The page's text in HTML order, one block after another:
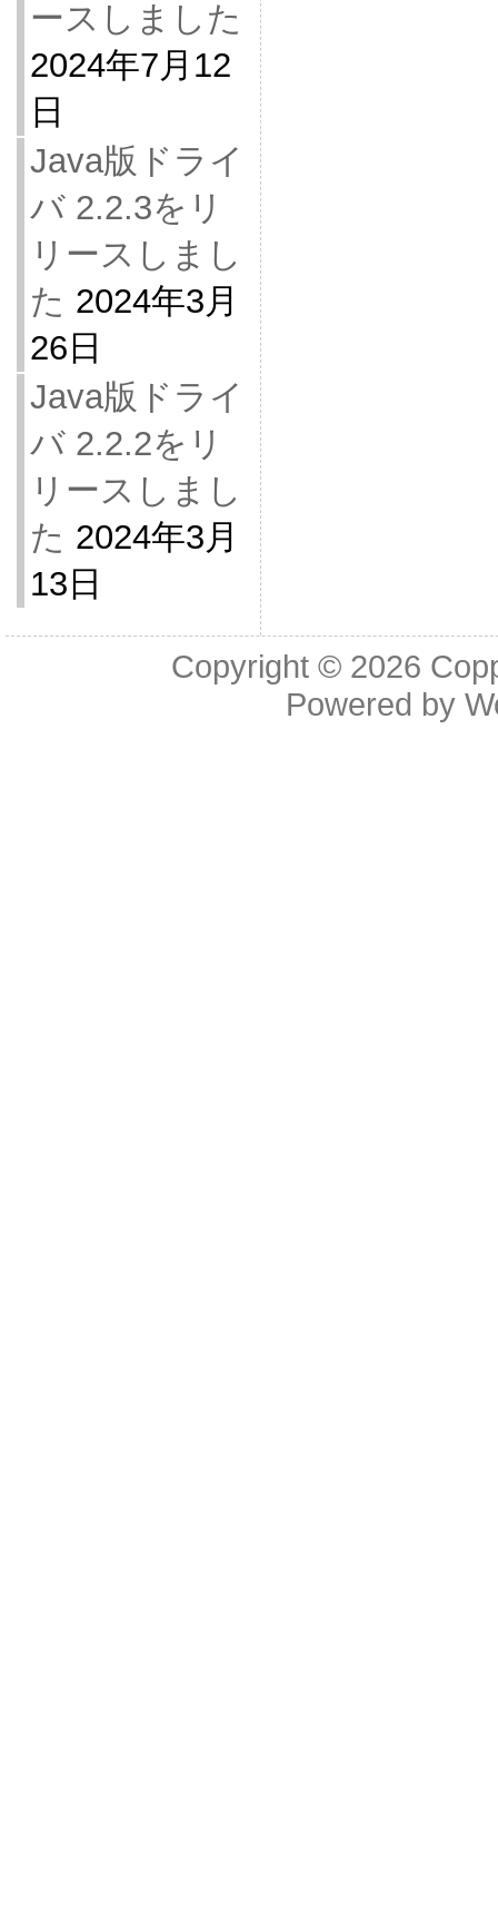
ースしました
2024年7月12
日
Java版ドライ
バ 2.2.3をリ
リースしまし
た 2024年3月
26日
Java版ドライ
バ 2.2.2をリ
リースしまし
た 2024年3月
13日
Copyright © 2026
Powered by